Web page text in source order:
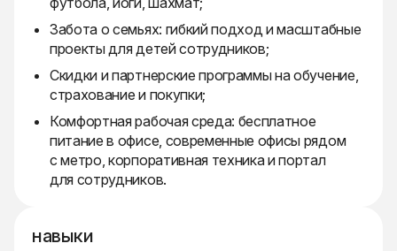
Забота о семьях: гибкий подход и масштабные
проекты для детей сотрудников;
Скидки и партнерские программы на обучение,
страхование и покупки;
Комфортная рабочая среда: бесплатное
питание в офисе, современные офисы рядом
с метро, корпоративная техника и портал
для сотрудников.
навыки